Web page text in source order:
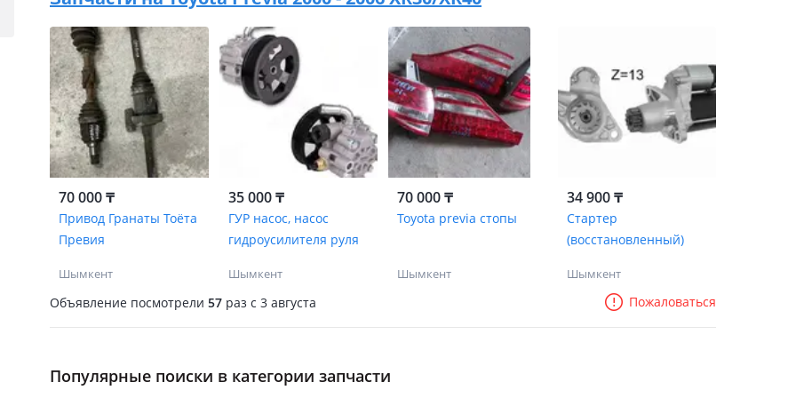
70 000 ₸
Привод Гранаты Тоёта
Превия
Шымкент
35 000 ₸
ГУР насос, насос
гидроусилителя руля
Шымкент
70 000 ₸
Toyota previa стопы
Шымкент
34 900 ₸
Стартер
(восстановленный)
Шымкент
Объявление посмотрели 57 раз c 3 августа Пожаловаться
Популярные поиски в категории запчасти